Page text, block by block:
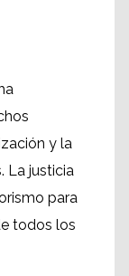
y la
La justicia
para
todos los